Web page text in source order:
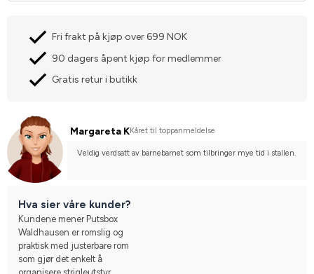
Fri frakt på kjøp over 699 NOK
90 dagers åpent kjøp for medlemmer
Gratis retur i butikk
Margareta KKåret til toppanmeldelse
Veldig verdsatt av barnebarnet som tilbringer mye tid i stallen.
Hva sier våre kunder?
Kundene mener Putsbox
Waldhausen er romslig og
praktisk med justerbare rom
som gjør det enkelt å